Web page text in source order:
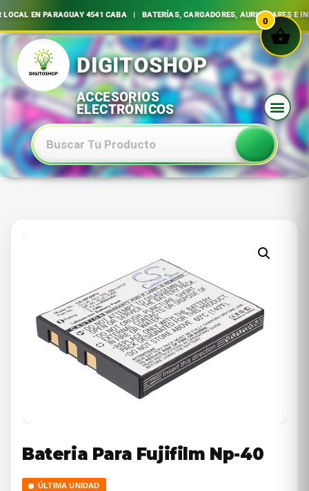
EN PARAGUAY 4541 CABA | BATERÍAS, CARGADORES, AURICULARES E
Ir
al
contenido
Bateria Para Fujifilm Np-40
ÚLTIMA UNIDAD
0